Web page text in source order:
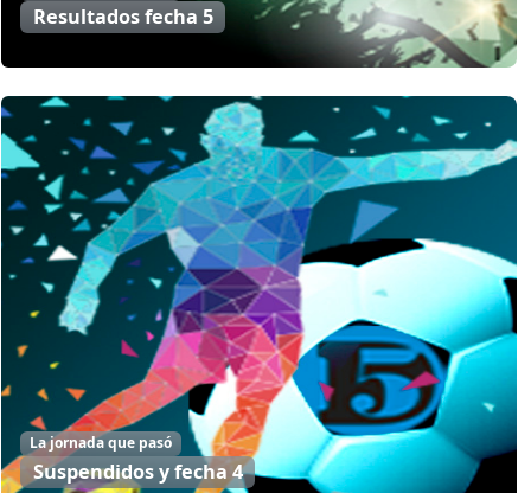
Resultados fecha 5
La jornada que pasó
Suspendidos y fecha 4